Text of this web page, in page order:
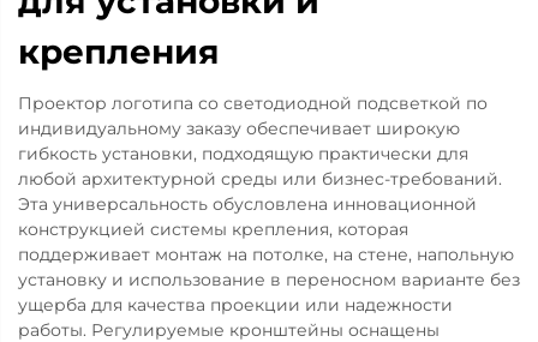
крепления
Проектор логотипа со светодиодной подсветкой по
индивидуальному заказу обеспечивает широкую
гибкость установки, подходящую практически для
любой архитектурной среды или бизнес-требований.
Эта универсальность обусловлена инновационной
конструкцией системы крепления, которая
поддерживает монтаж на потолке, на стене, напольную
установку и использование в переносном варианте без
ущерба для качества проекции или надежности
работы. Регулируемые кронштейны оснащены